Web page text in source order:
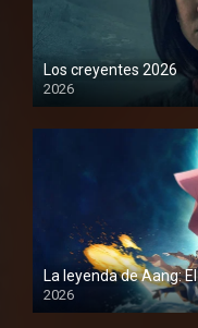
Los creyentes 2026
2026
1080P
La leyenda de Aang:
2026
1080P